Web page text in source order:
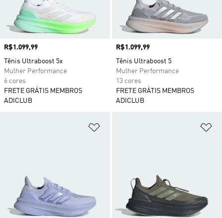
Preço
R$1.099,99
Tênis Ultraboost 5x
Mulher Performance
6 cores
FRETE GRÁTIS MEMBROS
ADICLUB
Preço
R$1.099,99
Tênis Ultraboost 5
Mulher Performance
13 cores
FRETE GRÁTIS MEMBROS
ADICLUB